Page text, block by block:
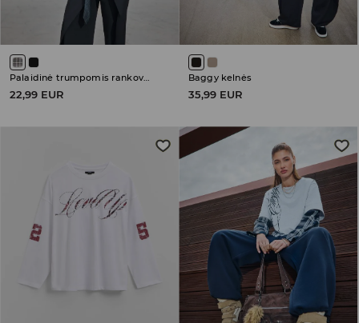
Palaidinė trumpomis rankovėmis
22,99 EUR
Baggy kelnės
35,99 EUR